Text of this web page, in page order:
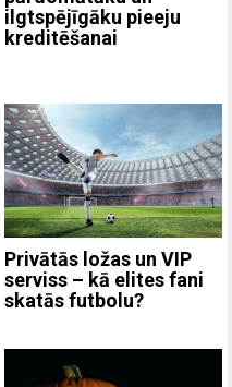
ilgtspējīgāku pieeju
kreditēšanai
Privātās ložas un VIP
serviss – kā elites fani
skatās futbolu?